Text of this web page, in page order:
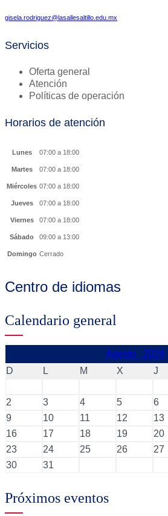
gisela.rodriguez@lasallesaltillo.edu.mx
Servicios
Oferta general
Atención
Políticas de operación
Horarios de atención
Lunes 07:00 a 18:00
Martes 07:00 a 18:00
Miércoles 07:00 a 18:00
Jueves 07:00 a 18:00
Viernes 07:00 a 18:00
Sábado 09:00 a 13:00
Domingo Cerrado
Centro de idiomas
Calendario general
Agosto 2026
D
L M X J
2
3 4 5 6
9
10 11 12 13
16
17 18 19 20
23
24 25 26 27
30
31
Próximos eventos